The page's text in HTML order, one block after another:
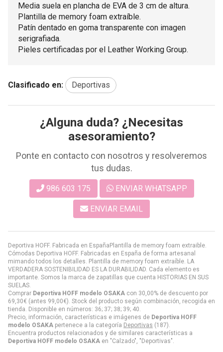
Deportiva HOFF. Fabricada en EspañaPlantilla de memory foam extraible.
Cómodas Deportiva HOFF. Fabricadas en España de forma artesanal
mimando todos los detalles. Plantilla de memory foam extraíble. LA
VERDADERA SOSTENIBILIDAD ES LA DURABILIDAD. Cada elemento es
importante. Somos la marca de zapatillas que cuenta HISTORIAS EN SUS
SUELAS.
Comprar Deportiva HOFF modelo OSAKA con 30,00% de descuento por
69,30€ (antes 99,00€). Stock del producto según combinación, recogida en
tienda. Disponible en números: 36; 37; 38; 39; 40.
Precio, información, características e imágenes de Deportiva HOFF
modelo OSAKA pertenece a la categoría Deportivas (187).
Encuentra productos relacionados y de similares características a
Deportiva HOFF modelo OSAKA en "Calzado", "Deportivas".
Media suela en plancha de EVA de 3 cm de altura.
Plantilla de memory foam extraíble.
Patín dentado en goma transparente con imagen
serigrafiada.
Pieles certificadas por el Leather Working Group.
Clasificado en: Deportivas
¿Alguna duda? ¿Necesitas
asesoramiento?
Ponte en contacto con nosotros y resolveremos
tus dudas.
986 603 175 ENVIAR WHATSAPP
ENVIAR EMAIL